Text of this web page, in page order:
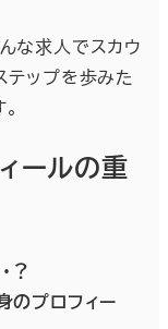
な求人でスカウ
テップを歩みた
ールの重
？
のプロフィー